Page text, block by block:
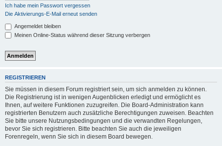
Ich habe mein Passwort vergessen
Die Aktivierungs-E-Mail erneut senden
Angemeldet bleiben
Meinen Online-Status während dieser Sitzung verbergen
REGISTRIEREN
Sie müssen in diesem Forum registriert sein, um sich anmelden zu können.
Die Registrierung ist in wenigen Augenblicken erledigt und ermöglicht es
Ihnen, auf weitere Funktionen zuzugreifen. Die Board-Administration kann
registrierten Benutzern auch zusätzliche Berechtigungen zuweisen. Beachten
Sie bitte unsere Nutzungsbedingungen und die verwandten Regelungen,
bevor Sie sich registrieren. Bitte beachten Sie auch die jeweiligen
Forenregeln, wenn Sie sich in diesem Board bewegen.